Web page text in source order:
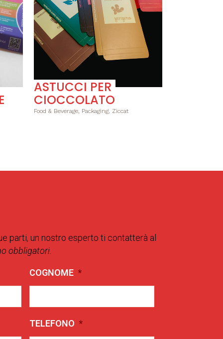
ASTUCCI PER
CIOCCOLATO
Food & Beverage, Packaging, Ziccat
parti, un nostro esperto ti contatterà al
obbligatori.
COGNOME *
TELEFONO *